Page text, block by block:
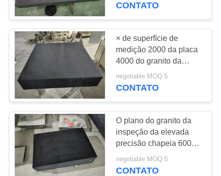
Acessórios das
máquina-ferramenta
18
Ferramentas de
medição do metal
CONTATO
× de superfície de
medição 2000 da placa
4000 do granito da
precisão com feito-à-
medida
negotiable MOQ:5
CONTATO
O plano do granito da
inspeção da elevada
precisão chapeia 6000 o
× 2000
negotiable MOQ:5
CONTATO